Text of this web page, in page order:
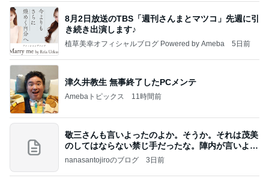
8月2日放送のTBS「週刊さんまとマツコ」先週に引
き続き出演します♪
植草美幸オフィシャルブログ Powered by Ameba 5日前
津久井教生 無事終了したPCメンテ
Amebaトピックス 11時間前
敬三さんも言いよったのよか。そうか。それは茂美
のしてはならない禁じ手だったな。陣内が言いよる
のよ
nanasantojiroのブログ 3日前